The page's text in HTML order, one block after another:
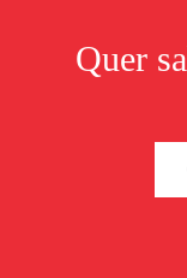
Quer